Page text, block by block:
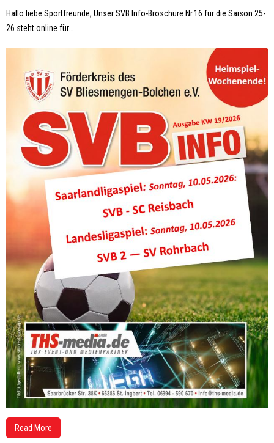
Hallo liebe Sportfreunde, Unser SVB Info-Broschüre Nr.16 für die Saison 25-
26 steht online für…
Read More